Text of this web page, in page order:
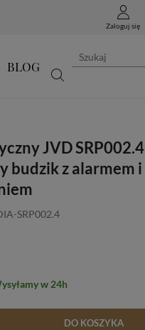
Zaloguj się
BLOG
JVD
budzik z alarmem i
SRP002.4
w 24h
DO KOSZYKA